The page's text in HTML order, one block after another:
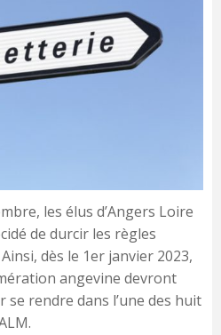
les élus d’Angers Loire
de durcir les règles
dès le 1er janvier 2023,
angevine devront
rendre dans l’une des huit